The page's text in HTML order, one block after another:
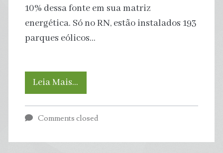
10% dessa fonte em sua matriz
energética. Só no RN, estão instalados 193
parques eólicos…
Leia Mais…
Eólica
Comments closed